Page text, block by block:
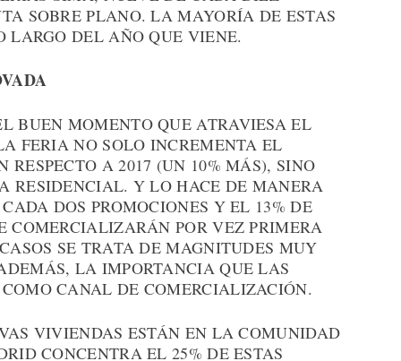
SOBRE PLANO. LA MAYORÍA DE ESTAS
LARGO DEL AÑO QUE VIENE.
BUEN MOMENTO QUE ATRAVIESA EL
FERIA NO SOLO INCREMENTA EL
RESPECTO A 2017 (UN 10% MÁS), SINO
RESIDENCIAL. Y LO HACE DE MANERA
DOS PROMOCIONES Y EL 13% DE
COMERCIALIZARÁN POR VEZ PRIMERA
SE TRATA DE MAGNITUDES MUY
LA IMPORTANCIA QUE LAS
CANAL DE COMERCIALIZACIÓN.
VIVIENDAS ESTÁN EN LA COMUNIDAD
CONCENTRA EL 25% DE ESTAS